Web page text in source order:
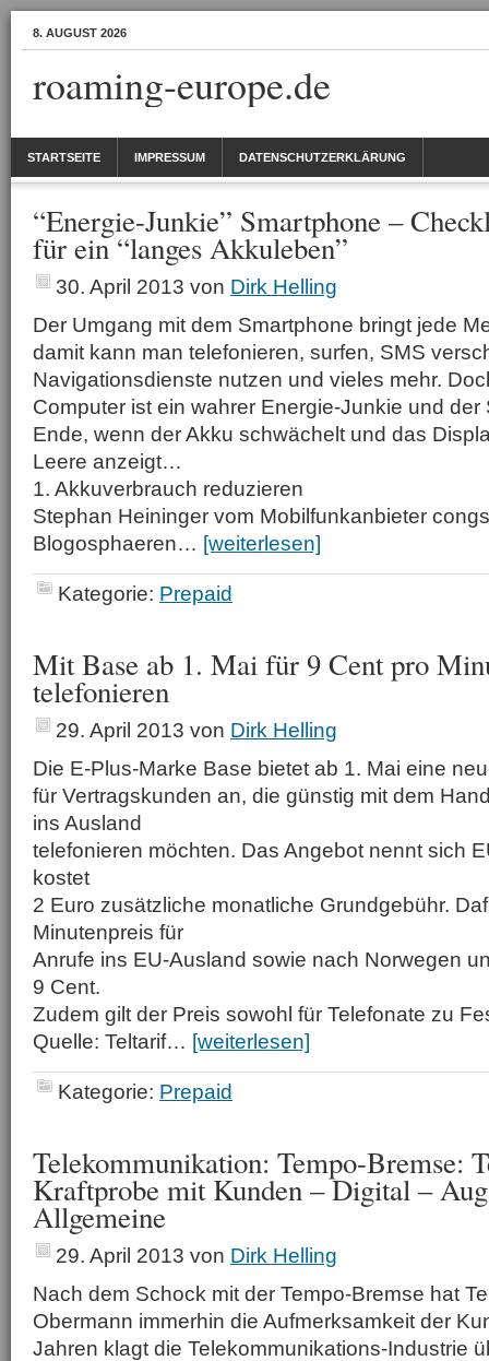
8. AUGUST 2026
roaming-europe.de
STARTSEITE IMPRESSUM DATENSCHUTZERKLÄRUNG
“Energie-Junkie” Smartphone –
für ein “langes Akkuleben”
30. April 2013 von Dirk Helling
Der Umgang mit dem Smartphone bringt jede
damit kann man telefonieren, surfen, SMS
Navigationsdienste nutzen und vieles mehr.
Computer ist ein wahrer Energie-Junkie und
Ende, wenn der Akku schwächelt und das
Leere anzeigt…
1. Akkuverbrauch reduzieren
Stephan Heininger vom Mobilfunkanbieter
Blogosphaeren… [weiterlesen]
Kategorie: Prepaid
Mit Base ab 1. Mai für 9 Cent pro
telefonieren
29. April 2013 von Dirk Helling
Die E-Plus-Marke Base bietet ab 1. Mai eine
für Vertragskunden an, die günstig mit dem
ins Ausland
telefonieren möchten. Das Angebot nennt sich
kostet
2 Euro zusätzliche monatliche Grundgebühr.
Minutenpreis für
Anrufe ins EU-Ausland sowie nach Norwegen
9 Cent.
Zudem gilt der Preis sowohl für Telefonate zu
Quelle: Teltarif… [weiterlesen]
Kategorie: Prepaid
Telekommunikation: Tempo-Bremse:
Kraftprobe mit Kunden – Digital –
Allgemeine
29. April 2013 von Dirk Helling
Nach dem Schock mit der Tempo-Bremse hat
Obermann immerhin die Aufmerksamkeit der
Jahren klagt die Telekommunikations-Industrie